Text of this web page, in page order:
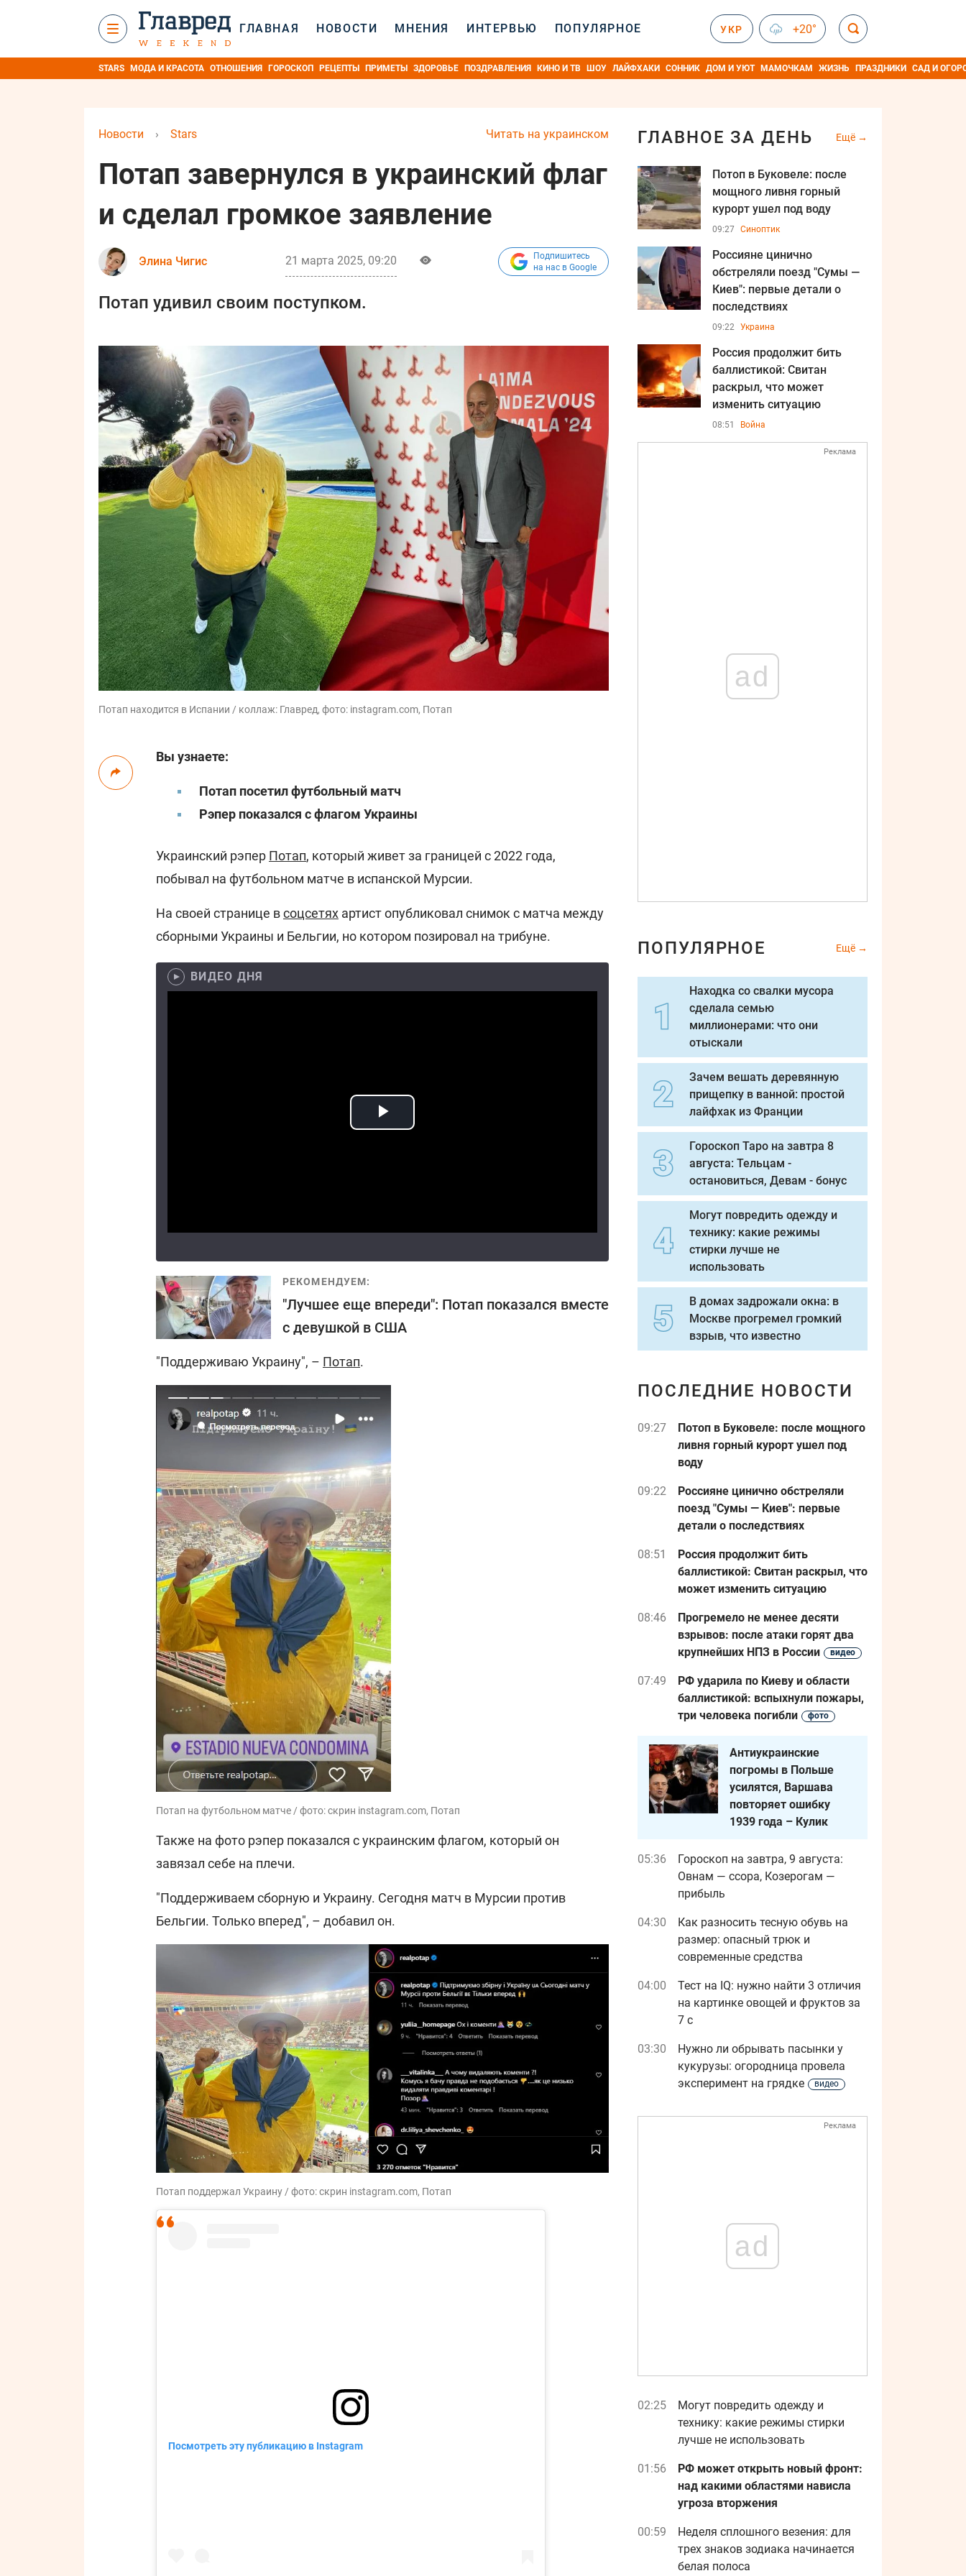
ГЛАВНАЯ НОВОСТИ МНЕНИЯ ИНТЕРВЬЮ ПОПУЛЯРНОЕ УКР +20°
STARS МОДА И КРАСОТА ОТНОШЕНИЯ ГОРОСКОП РЕЦЕПТЫ ПРИМЕТЫ ЗДОРОВЬЕ ПОЗДРАВЛЕНИЯ КИНО И ТВ ШОУ ЛАЙФХАКИ СОННИК ДОМ И УЮТ МАМОЧКАМ ЖИЗНЬ ПРАЗДНИКИ САД И
Читать на украинском
Новости › Stars
Потап завернулся в украинский флаг
и сделал громкое заявление
Элина Чигис 21 марта 2025, 09:20
Подпишитесь
на нас в Google
Потап удивил своим поступком.
Потап находится в Испании / коллаж: Главред, фото: instagram.com, Потап
Вы узнаете:
Потап посетил футбольный матч
Рэпер показался с флагом Украины
Украинский рэпер Потап, который живет за границей с 2022 года,
побывал на футбольном матче в испанской Мурсии.
На своей странице всоцсетях артист опубликовал снимок с матча между
сборными Украины и Бельгии, но котором позировал на трибуне.
ВИДЕО ДНЯ
РЕКОМЕНДУЕМ:
"Лучшее еще впереди": Потап показался вместе
с девушкой в США
"Поддерживаю Украину", – Потап.
Потап на футбольном матче / фото: скрин instagram.com, Потап
Также на фото рэпер показался с украинским флагом, который он
завязал себе на плечи.
"Поддерживаем сборную и Украину. Сегодня матч в Мурсии против
Бельгии. Только вперед", – добавил он.
Потап поддержал Украину / фото: скрин instagram.com, Потап
Посмотреть эту публикацию в Instagram
ГЛАВНОЕ ЗА ДЕНЬ Ещё
Потоп в Буковеле: после
мощного ливня горный
курорт ушел под воду
09:27 Синоптик
Россияне цинично
обстреляли поезд "Сумы —
Киев": первые детали о
последствиях
09:22 Украина
Россия продолжит бить
баллистикой: Свитан
раскрыл, что может
изменить ситуацию
08:51 Война
Реклама
ad
ПОПУЛЯРНОЕ Ещё
Находка со свалки мусора
сделала семью
миллионерами: что они
отыскали
Зачем вешать деревянную
прищепку в ванной: простой
лайфхак из Франции
Гороскоп Таро на завтра 8
августа: Тельцам -
остановиться, Девам - бонус
Могут повредить одежду и
технику: какие режимы
стирки лучше не
использовать
В домах задрожали окна: в
Москве прогремел громкий
взрыв, что известно
ПОСЛЕДНИЕ НОВОСТИ
09:27
Потоп в Буковеле: после мощного
ливня горный курорт ушел под
воду
09:22
Россияне цинично обстреляли
поезд "Сумы — Киев": первые
детали о последствиях
08:51
Россия продолжит бить
баллистикой: Свитан раскрыл, что
может изменить ситуацию
08:46
Прогремело не менее десяти
взрывов: после атаки горят два
крупнейших НПЗ в России
видео
07:49
РФ ударила по Киеву и области
баллистикой: вспыхнули пожары,
три человека погибли
фото
Антиукраинские
погромы в Польше
усилятся, Варшава
повторяет ошибку
1939 года – Кулик
05:36
Гороскоп на завтра, 9 августа:
Овнам — ссора, Козерогам —
прибыль
04:30
Как разносить тесную обувь на
размер: опасный трюк и
современные средства
04:00
Тест на IQ: нужно найти 3 отличия
на картинке овощей и фруктов за
7 с
03:30
Нужно ли обрывать пасынки у
кукурузы: огородница провела
эксперимент на грядке
видео
Реклама
ad
02:25
Могут повредить одежду и
технику: какие режимы стирки
лучше не использовать
01:56
РФ может открыть новый фронт:
над какими областями нависла
угроза вторжения
00:59
Неделя сплошного везения: для
трех знаков зодиака начинается
белая полоса